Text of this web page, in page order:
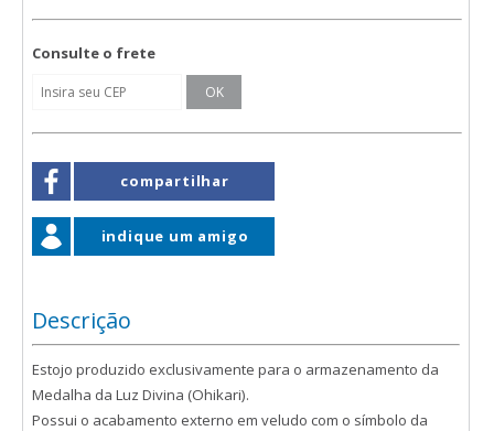
Consulte o frete
compartilhar
indique um amigo
Descrição
Estojo produzido exclusivamente para o armazenamento da
Medalha da Luz Divina (Ohikari).
Possui o acabamento externo em veludo com o símbolo da